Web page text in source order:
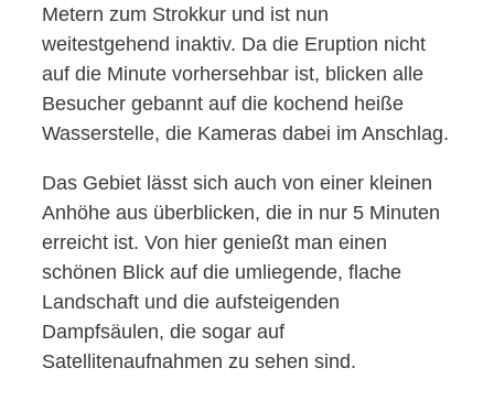
Metern zum Strokkur und ist nun
weitestgehend inaktiv. Da die Eruption nicht
auf die Minute vorhersehbar ist, blicken alle
Besucher gebannt auf die kochend heiße
Wasserstelle, die Kameras dabei im Anschlag.
Das Gebiet lässt sich auch von einer kleinen
Anhöhe aus überblicken, die in nur 5 Minuten
erreicht ist. Von hier genießt man einen
schönen Blick auf die umliegende, flache
Landschaft und die aufsteigenden
Dampfsäulen, die sogar auf
Satellitenaufnahmen zu sehen sind.